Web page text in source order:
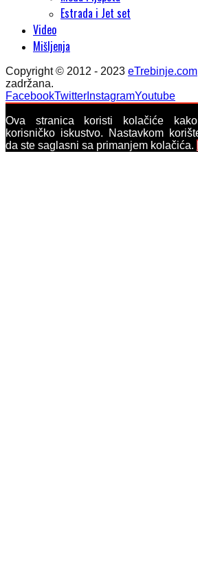
Estrada i Jet set
Video
Mišljenja
Copyright © 2012 - 2023 eTrebinje.com
zadržana.
FacebookTwitter InstagramYoutube
Ova stranica koristi kolačiće
korisničko iskustvo. Nastavkom
da ste saglasni sa primanjem kolačića.